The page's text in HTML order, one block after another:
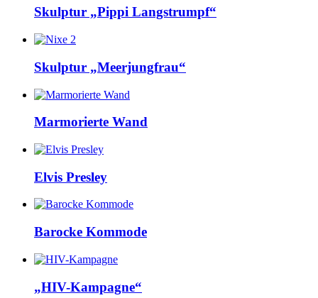
Skulptur „Pippi Langstrumpf“
Skulptur „Meerjungfrau“
Marmorierte Wand
Elvis Presley
Barocke Kommode
„HIV-Kam­pa­g­ne“